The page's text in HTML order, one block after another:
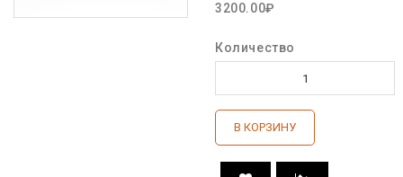
3200.00₽
Количество
В КОРЗИНУ